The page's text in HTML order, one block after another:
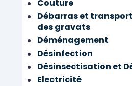
Couture
Débarras et
des gravats
Déménagement
Désinfection
Désinsectisation et
Electricité